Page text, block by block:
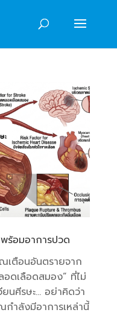
ร้อมอาการปวด
เตือนอันตรายจาก
อดเลือดสมอง” ที่ไม่
นศีรษะ… อย่าคิดว่า
ำลังมีอาการเหล่านี้